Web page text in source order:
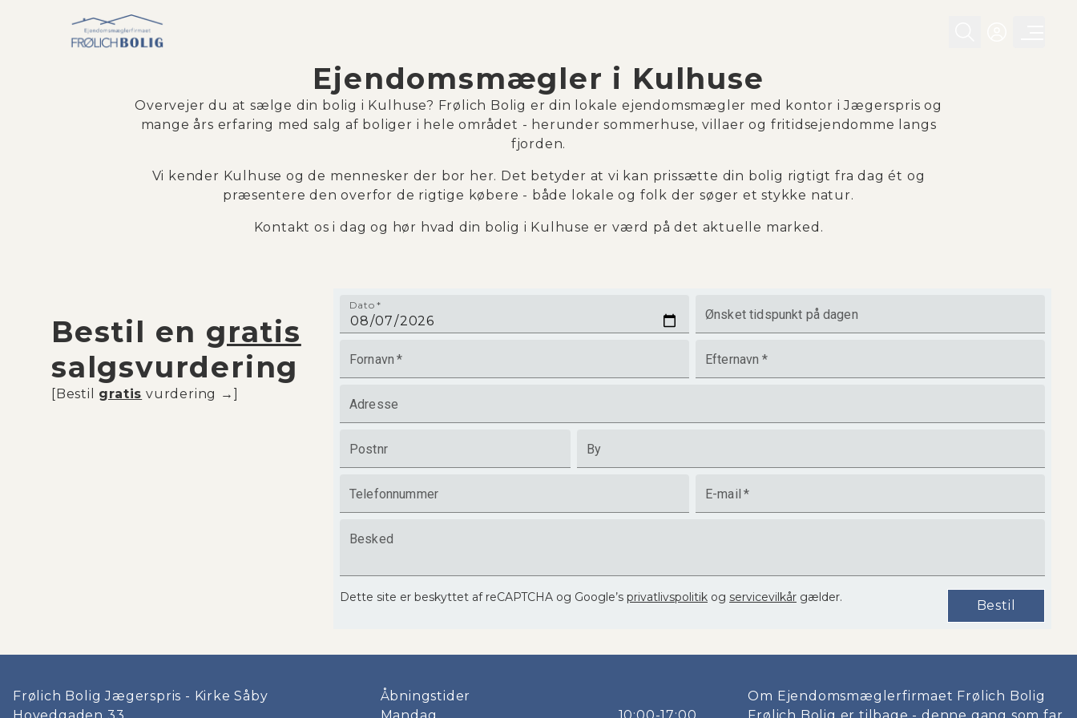
Ejendomsmægler i Kulhuse
Overvejer du at sælge din bolig i Kulhuse? Frølich Bolig er din lokale ejendomsmægler med kontor i Jægerspris og
mange års erfaring med salg af boliger i hele området - herunder sommerhuse, villaer og fritidsejendomme langs
fjorden.
Vi kender Kulhuse og de mennesker der bor her. Det betyder at vi kan prissætte din bolig rigtigt fra dag ét og
præsentere den overfor de rigtige købere - både lokale og folk der søger et stykke natur.
Kontakt os i dag og hør hvad din bolig i Kulhuse er værd på det aktuelle marked.
Bestil en gratis
salgsvurdering
[Bestil gratis vurdering →]
Dato *
Ønsket tidspunkt på dagen
Fornavn * Efternavn *
Adresse
Postnr By
Telefonnummer E-mail *
Besked
Dette site er beskyttet af reCAPTCHA og Google’s privatlivspolitik og servicevilkår gælder.
Bestil
Frølich Bolig Jægerspris - Kirke Såby
Åbningstider
Om Ejendomsmæglerfirmaet Frølich Bolig